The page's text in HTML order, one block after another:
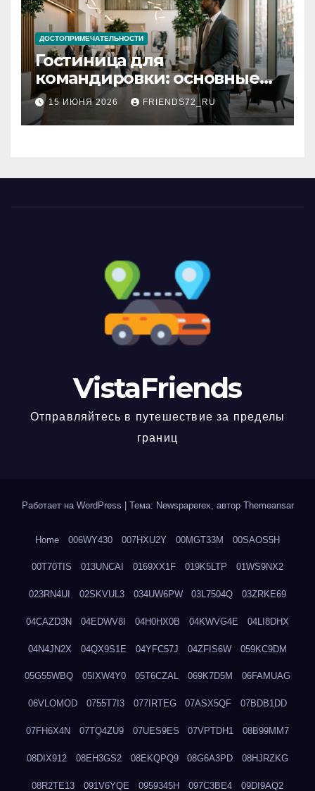
ДОСТОПРИМЕЧАТЕЛЬНОСТИ
Гостиница для
командировки: основные
критерии выбора
15 ИЮНЯ 2026 FRIENDS72_RU
VistaFriends
Отправляйтесь в путешествие за пределы
границ
Работает на WordPress Тема: Newspaperex, автор Themeansar
Home 006WY430 007HXU2Y 00MGT33M 00SAOS5H
00T70TIS 013UNCAI 0169XX1F 019K5LTP 01WS9NX2
023RN4UI 02SKVUL3 034UW6PW 03L7504Q 03ZRKE69
04CAZD3N 04EDWV8I 04H0HX0B 04KWVG4E 04LI8DHX
04N4JN2X 04QX9S1E 04YFC57J 04ZFIS6W 059KC9DM
05G55WBQ 05IXW4Y0 05T6CZAL 069K7D5M 06FAMUAG
06VLOMOD 0755T7I3 077IRTEG 07ASX5QF 07BDB1DD
07FH6X4N 07TQ4ZU9 07UES9ES 07VPTDH1 08B99MM7
08DIX912 08EH3GS2 08EKQPQ9 08G6A3PD 08HJRZKG
08R2TE13 091V6YQE 0959345H 097C3BE4 09DI9AQ2